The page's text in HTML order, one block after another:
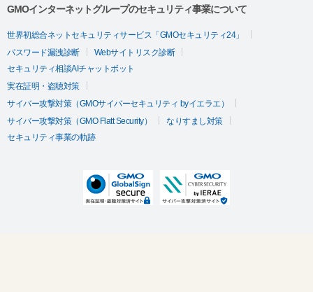
GMOインターネットグループのセキュリティ事業について
世界初総合ネットセキュリティサービス「GMOセキュリティ24」
パスワード漏洩診断
Webサイトリスク診断
セキュリティ相談AIチャットボット
実在証明・盗聴対策
サイバー攻撃対策（GMOサイバーセキュリティ byイエラエ）
サイバー攻撃対策（GMO Flatt Security）
なりすまし対策
セキュリティ事業の軌跡